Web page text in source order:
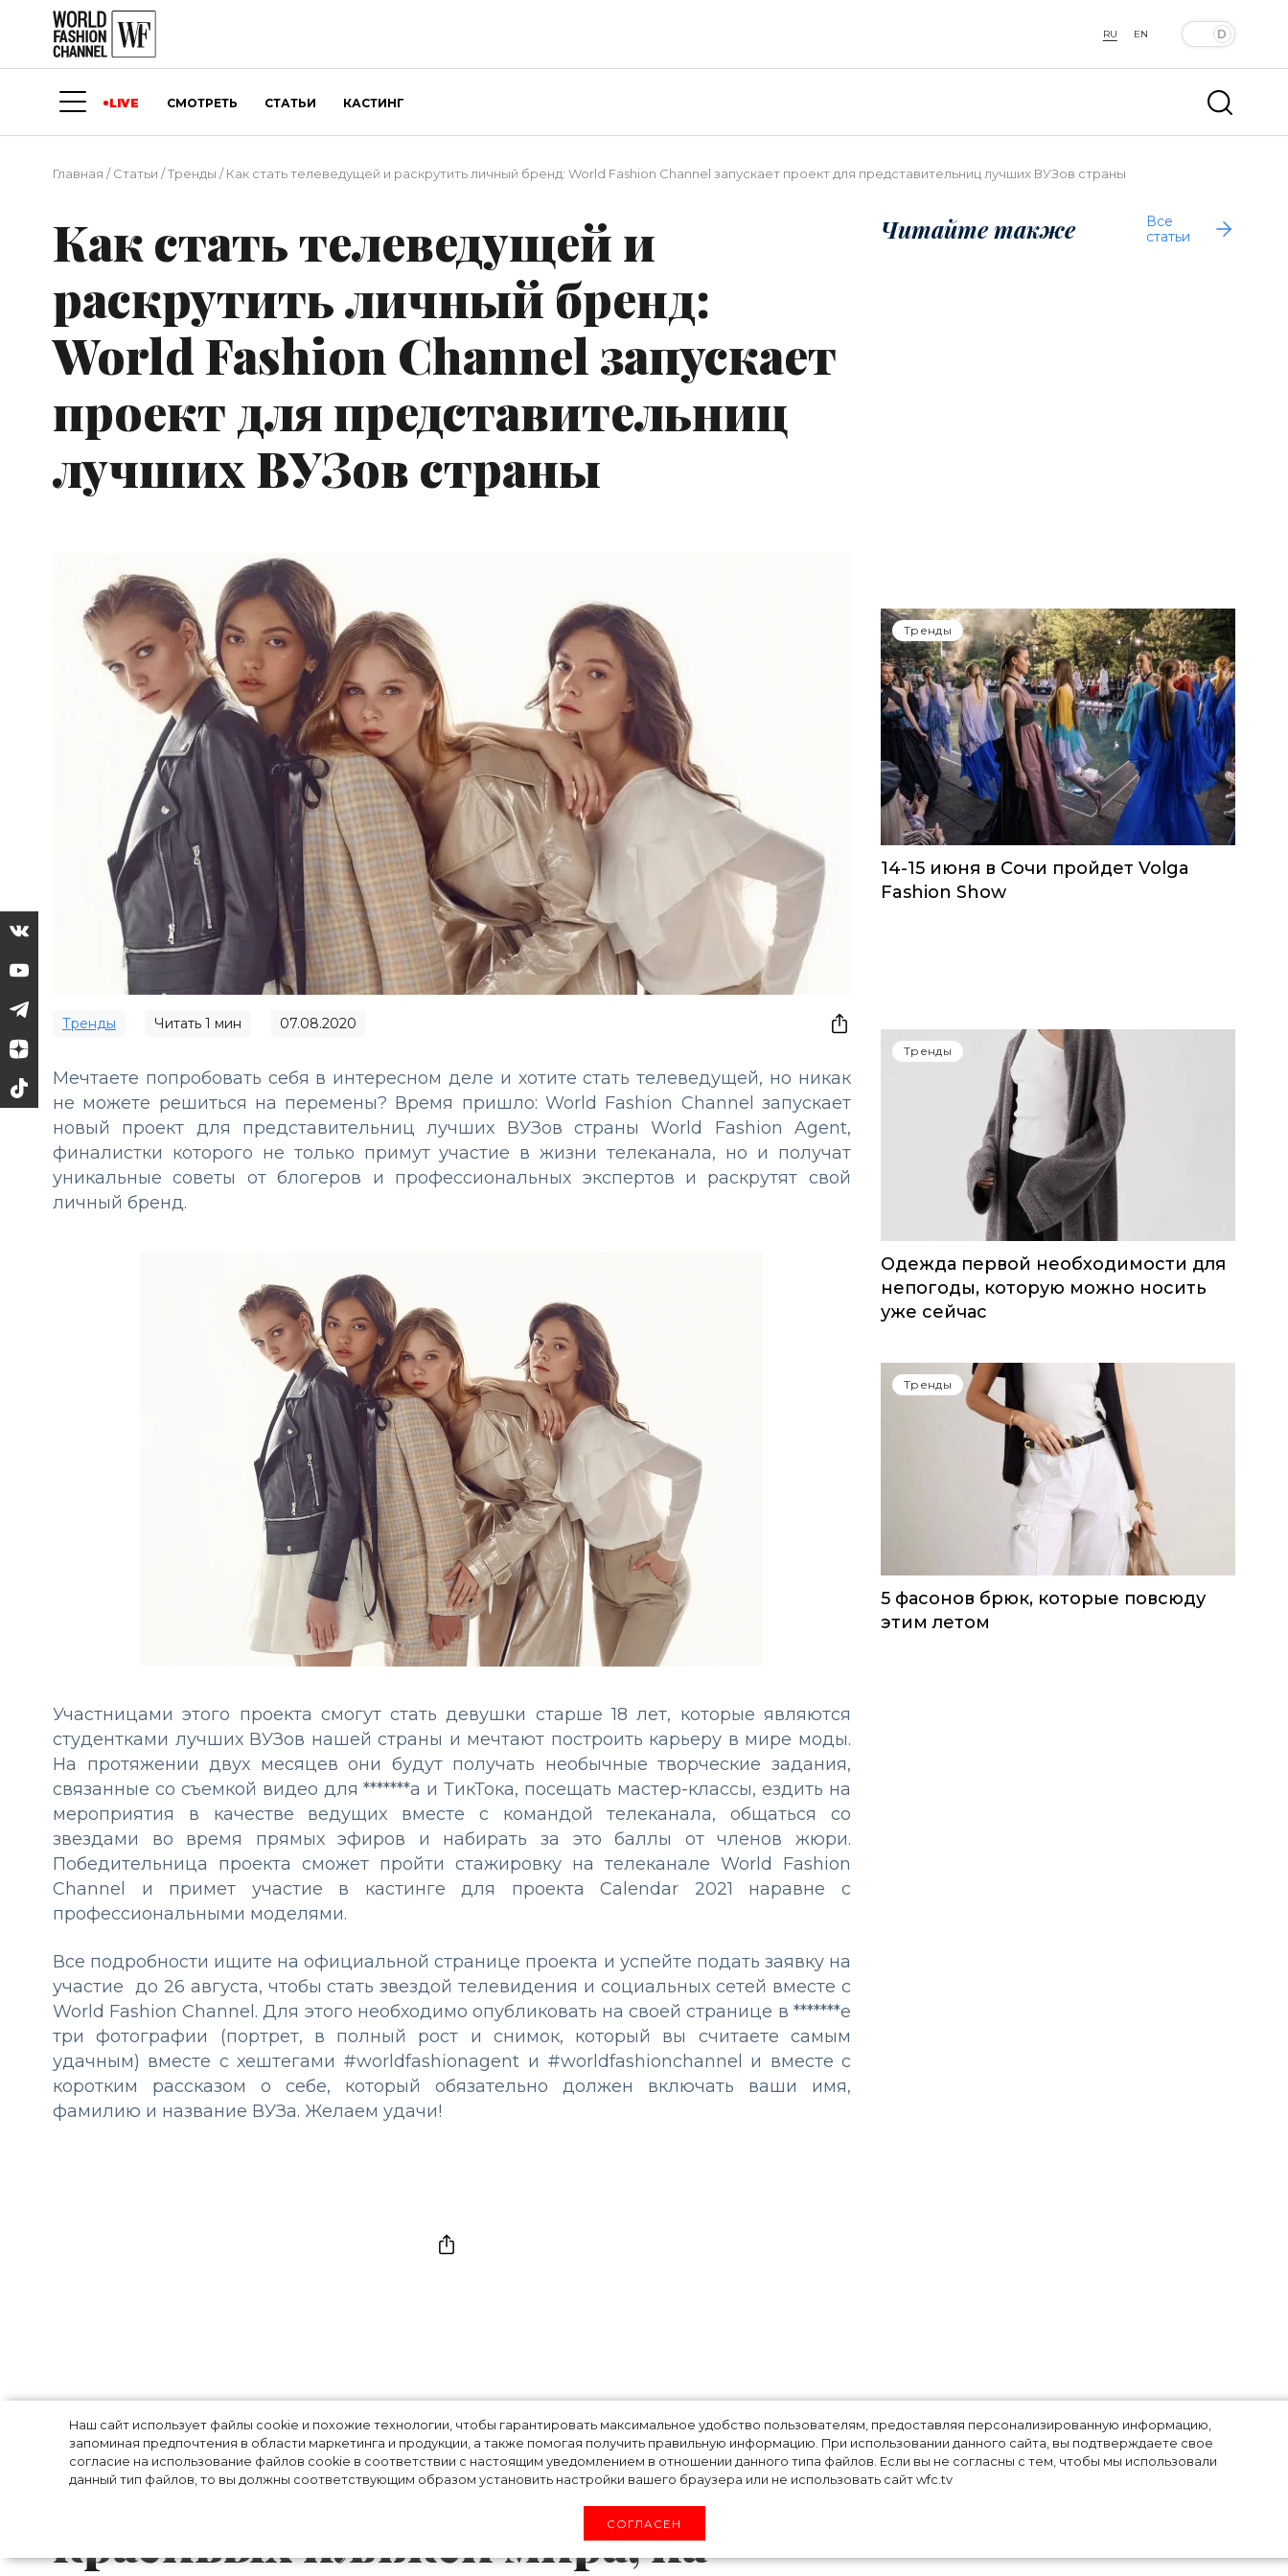
Наш сайт использует файлы cookie и похожие технологии, чтобы гарантировать максимальное удобство пользователям, предоставляя персонализированную информацию,
запоминая предпочтения в области маркетинга и продукции, а также помогая получить правильную информацию. При использовании данного сайта, вы подтверждаете свое
согласие на использование файлов cookie в соответствии с настоящим уведомлением в отношении данного типа файлов. Если вы не согласны с тем, чтобы мы использовали
данный тип файлов, то вы должны соответствующим образом установить настройки вашего браузера или не использовать сайт wfc.tv
СОГЛАСЕН
RU EN
LIVE СМОТРЕТЬ СТАТЬИ КАСТИНГ
Главная /Статьи /Тренды /Как стать телеведущей и раскрутить личный бренд: World Fashion Сhannel запускает проект для представительниц лучших ВУЗов страны
Как стать телеведущей и
раскрутить личный бренд:
World Fashion Сhannel запускает
проект для представительниц
лучших ВУЗов страны
Тренды Читать 1 мин 07.08.2020
Мечтаете попробовать себя в интересном деле и хотите стать телеведущей, но никак
не можете решиться на перемены? Время пришло: World Fashion Сhannel запускает
новый проект для представительниц лучших ВУЗов страныWorld Fashion Agent,
финалистки которого не только примут участие в жизни телеканала, но и получат
уникальные советы от блогеров и профессиональных экспертов и раскрутят свой
личный бренд.
Участницами этого проекта смогут стать девушки старше 18 лет, которые являются
студентками лучших ВУЗов нашей страны и мечтают построить карьеру в мире моды.
На протяжении двух месяцев они будут получать необычные творческие задания,
связанные со съемкой видео для *******а и ТикТока, посещать мастер-классы, ездить на
мероприятия в качестве ведущих вместе с командой телеканала, общаться со
звездами во время прямых эфиров и набирать за это баллы от членов жюри.
Победительница проекта сможет пройти стажировку на телеканале World Fashion
Сhannel и примет участие в кастинге для проекта Calendar 2021 наравне с
профессиональными моделями.
Все подробности ищите на официальной странице проекта и успейте подать заявку на
участие до 26 августа, чтобы стать звездой телевидения и социальных сетей вместе с
World Fashion Сhannel. Для этого необходимо опубликовать на своей странице в *******е
три фотографии (портрет, в полный рост и снимок, который вы считаете самым
удачным) вместе с хештегами #worldfashionagent и #worldfashionchannel и вместе с
коротким рассказом о себе, который обязательно должен включать ваши имя,
фамилию и название ВУЗа. Желаем удачи!
Читайте также
Все
статьи
Тренды
14-15 июня в Сочи пройдет Volga
Fashion Show
Тренды
Одежда первой необходимости для
непогоды, которую можно носить
уже сейчас
Тренды
5 фасонов брюк, которые повсюду
этим летом
Розовый песок, черный пляж,
бирюзовый океан: топ самых
красивых пляжей мира, на